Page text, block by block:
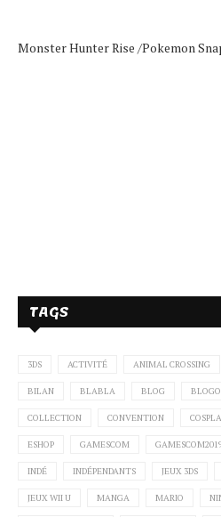
Monster Hunter Rise /Pokemon
TAGS
3DS ACTIVITÉ ANIMAL CROSSING
BILAN BLABLA BLOG
COLLECTION CONVENTION
ESHOP GAMESCOM
INDÉ INDÉPENDANTS JEUX 3DS
JEUX WII U MANGA MARIO